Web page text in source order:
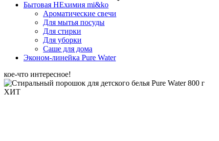
Бытовая НЕхимия mi&ko
Ароматические свечи
Для мытья посуды
Для стирки
Для уборки
Саше для дома
Эконом-линейка Pure Water
кое-что интересное!
ХИТ